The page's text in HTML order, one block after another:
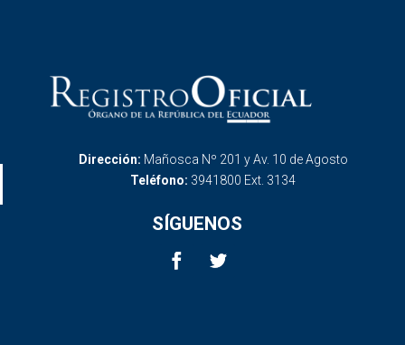
Dirección: Mañosca Nº 201 y Av. 10 de Agosto
Teléfono: 3941800 Ext. 3134
SÍGUENOS